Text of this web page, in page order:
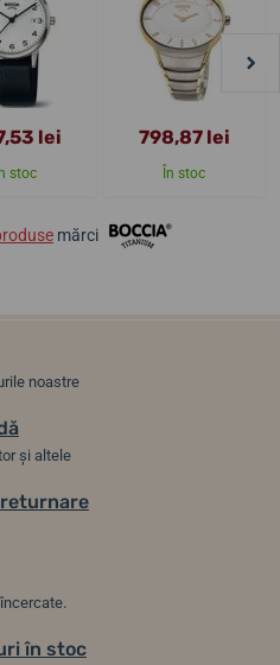
lei
stoc
798,87 lei
În stoc
mărci
noastre
și altele
în stoc